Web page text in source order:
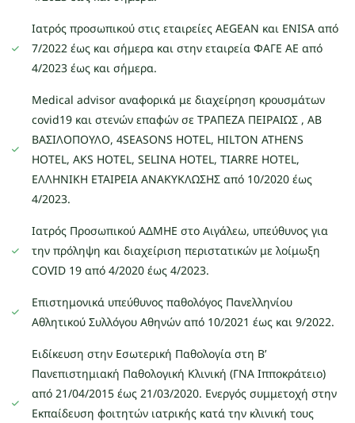
Ιατρός προσωπικού στις εταιρείες AEGEAN και ENISA από
7/2022 έως και σήμερα και στην εταιρεία ΦΑΓΕ ΑΕ από
4/2023 έως και σήμερα.
Medical advisor αναφορικά με διαχείρηση κρουσμάτων
covid19 και στενών επαφών σε ΤΡΑΠΕΖΑ ΠΕΙΡΑΙΩΣ , ΑΒ
ΒΑΣΙΛΟΠΟΥΛΟ, 4SEASONS HOTEL, HILTON ATHENS
HOTEL, AKS HOTEL, SELINA HOTEL, TIARRE HOTEL,
EΛΛΗΝΙΚΗ ΕΤΑΙΡΕΙΑ ΑΝΑΚΥΚΛΩΣΗΣ από 10/2020 έως
4/2023.
Ιατρός Προσωπικού ΑΔΜΗΕ στο Αιγάλεω, υπεύθυνος για
την πρόληψη και διαχείριση περιστατικών με λοίμωξη
COVID 19 από 4/2020 έως 4/2023.
Επιστημονικά υπεύθυνος παθολόγος Πανελληνίου
Αθλητικού Συλλόγου Αθηνών από 10/2021 έως και 9/2022.
Ειδίκευση στην Εσωτερική Παθολογία στη Β’
Πανεπιστημιακή Παθολογική Κλινική (ΓΝΑ Ιπποκράτειο)
από 21/04/2015 έως 21/03/2020. Ενεργός συμμετοχή στην
Εκπαίδευση φοιτητών ιατρικής κατά την κλινική τους